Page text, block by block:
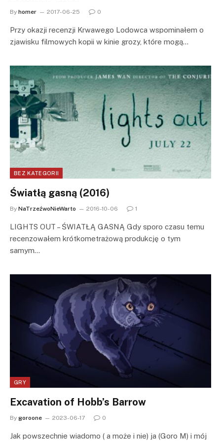
By homer 2017-06-25 0
Przy okazji recenzji Krwawego Lodowca wspominałem o
zjawisku filmowych kopii w kinie grozy, które mogą…
BEZ KATEGORII
Światłą gasną (2016)
By NaTrzeźwoNieWarto 2016-10-06 1
LIGHTS OUT – ŚWIATŁĄ GASNĄ Gdy sporo czasu temu
recenzowałem krótkometrażową produkcję o tym
samym…
GRY
Excavation of Hobb’s Barrow
By goroone 2023-06-17 0
Jak powszechnie wiadomo ( a może i nie) ja (Goro M) i mój